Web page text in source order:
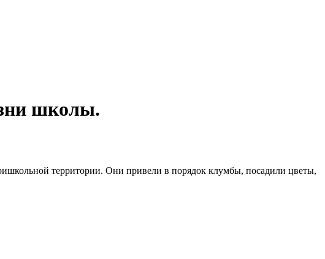
школы.
территории. Они привели в порядок клумбы, посадили цветы,